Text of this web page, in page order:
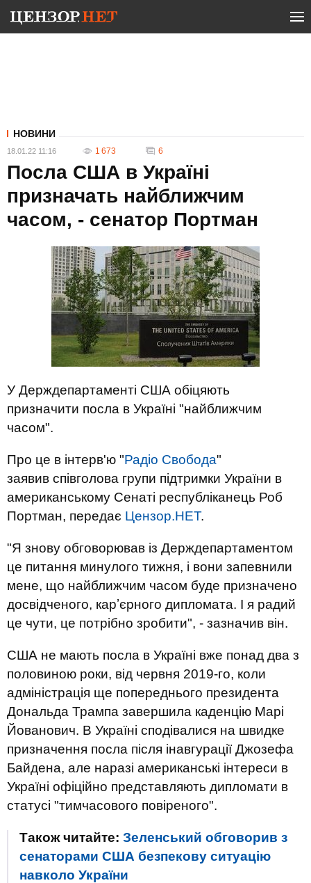
НОВИНИ
18.01.22 11:16 1 673 6
Посла США в Україні
призначать найближчим
часом, - сенатор Портман
У Держдепартаменті США обіцяють
призначити посла в Україні "найближчим
часом".
Про це в інтерв'ю "Радіо Свобода"
заявив співголова групи підтримки України в
американському Сенаті республіканець Роб
Портман, передає Цензор.НЕТ.
"Я знову обговорював із Держдепартаментом
це питання минулого тижня, і вони запевнили
мене, що найближчим часом буде призначено
досвідченого, карʼєрного дипломата. І я радий
це чути, це потрібно зробити", - зазначив він.
США не мають посла в Україні вже понад два з
половиною роки, від червня 2019-го, коли
адміністрація ще попереднього президента
Дональда Трампа завершила каденцію Марі
Йованович. В Україні сподівалися на швидке
призначення посла після інавгурації Джозефа
Байдена, але наразі американські інтереси в
Україні офіційно представляють дипломати в
статусі "тимчасового повіреного".
Також читайте: Зеленський обговорив з
сенаторами США безпекову ситуацію
навколо України